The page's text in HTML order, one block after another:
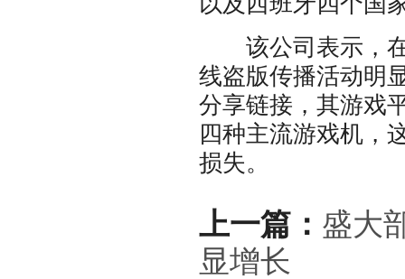
该公司表示，在
线盗版传播活动明
分享链接，其游戏
四种主流游戏机，
损失。
上一篇： 盛大
显增长